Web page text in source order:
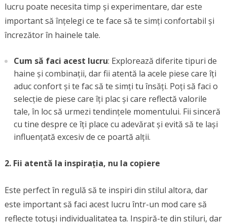
lucru poate necesita timp și experimentare, dar este
important să înțelegi ce te face să te simți confortabil și
încrezător în hainele tale.
Cum să faci acest lucru: Explorează diferite tipuri de
haine și combinații, dar fii atentă la acele piese care îți
aduc confort și te fac să te simți tu însăți. Poți să faci o
selecție de piese care îți plac și care reflectă valorile
tale, în loc să urmezi tendințele momentului. Fii sinceră
cu tine despre ce îți place cu adevărat și evită să te lași
influențată excesiv de ce poartă alții.
2. Fii atentă la inspirația, nu la copiere
Este perfect în regulă să te inspiri din stilul altora, dar
este important să faci acest lucru într-un mod care să
reflecte totuși individualitatea ta. Inspiră-te din stiluri, dar